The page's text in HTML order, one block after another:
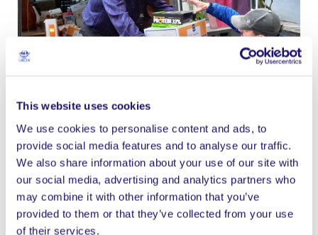
This website uses cookies
We use cookies to personalise content and ads, to
provide social media features and to analyse our traffic.
We also share information about your use of our site with
our social media, advertising and analytics partners who
may combine it with other information that you’ve
provided to them or that they’ve collected from your use
of their services.
Formation en Afrique – Rapport 2021
Le travail de l’équipe Formation pour L’Arche